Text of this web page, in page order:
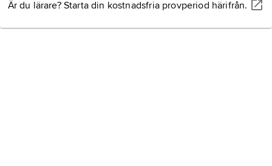
Är du lärare? Starta din kostnadsfria provperiod härifrån.